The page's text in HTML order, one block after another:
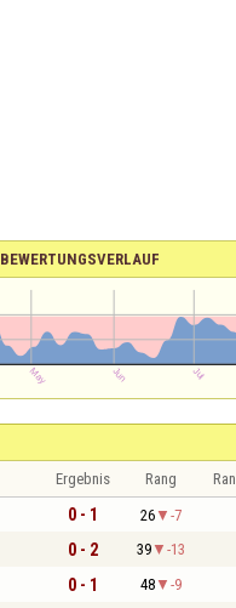
BEWERTUNGSVERLAUF
Ergebnis Rang
0 - 1 26 -7
0 - 2 39 -13
0 - 1 48 -9